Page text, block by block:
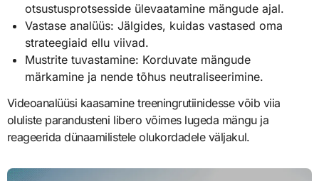
otsustusprotsesside ülevaatamine mängude ajal.
Vastase analüüs: Jälgides, kuidas vastased oma
strateegiaid ellu viivad.
Mustrite tuvastamine: Korduvate mängude
märkamine ja nende tõhus neutraliseerimine.
Videoanalüüsi kaasamine treeningrutiinidesse võib viia
oluliste parandusteni libero võimes lugeda mängu ja
reageerida dünaamilistele olukordadele väljakul.